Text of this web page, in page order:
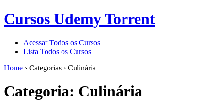
Cursos Udemy Torrent
Acessar Todos os Cursos
Lista Todos os Cursos
Home › Categorias › Culinária
Categoria: Culinária